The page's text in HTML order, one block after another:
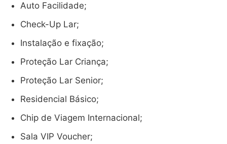
Auto Facilidade;
Check-Up Lar;
Instalação e fixação;
Proteção Lar Criança;
Proteção Lar Senior;
Residencial Básico;
Chip de Viagem Internacional;
Sala VIP Voucher;